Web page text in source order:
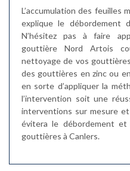
L’accumulation des
explique le débordement
N’hésitez pas à faire
gouttière Nord Artois
nettoyage de vos
des gouttières en zinc ou
en sorte d’appliquer la
l’intervention soit une
interventions sur mesure
évitera le débordement
gouttières à Canlers.